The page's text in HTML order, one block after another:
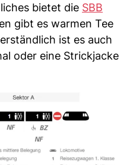
bietet die SBB
gibt es warmen Tee
ist es auch
oder eine Strickjacke